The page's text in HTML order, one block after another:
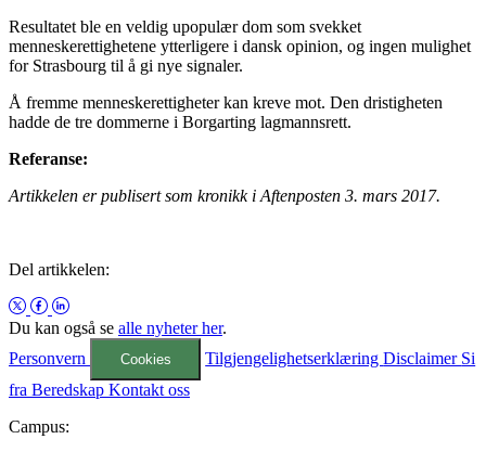
Resultatet ble en veldig upopulær dom som svekket
menneskerettighetene ytterligere i dansk opinion, og ingen mulighet
for Strasbourg til å gi nye signaler.
Å fremme menneskerettigheter kan kreve mot. Den dristigheten
hadde de tre dommerne i Borgarting lagmannsrett.
Referanse:
Artikkelen er publisert som kronikk i Aftenposten 3. mars 2017.
Del artikkelen:
Du kan også se alle nyheter her.
Personvern
Cookies TilgjengelighetserklæringDisclaimer Si
fra Beredskap Kontakt oss
Campus: